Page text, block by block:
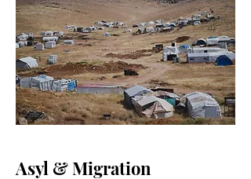
Asyl & Migration